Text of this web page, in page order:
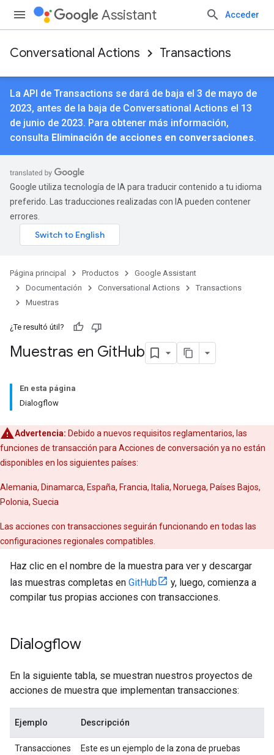
Assistant Acceder
Conversational Actions Transactions
La API de Transactions se dará de baja el 3 de mayo de
2023, antes de la baja de Conversational Actions el 13
de junio de 2023. Para obtener más información,
consulta Eliminación de acciones en conversaciones.
Google utiliza tecnología de IA para traducir contenido a tu idioma
preferido. Las traducciones realizadas con IA pueden contener
errores.
Página principal Productos
Google Assistant
Documentación
Conversational Actions
Transactions
Muestras
¿Te resultó útil?
Muestras en GitHub
En esta página
Dialogflow
Advertencia: Debido a nuevos requisitos reglamentarios, las
funciones de transacción para Acciones de conversación ya no están
disponibles en los siguientes países:
Alemania, Dinamarca, España, Francia, Italia, Noruega, Países Bajos,
Polonia, Suecia
Las acciones con transacciones seguirán funcionando en todas las
configuraciones regionales compatibles.
Haz clic en el nombre de la muestra para ver y descargar
las muestras completas en GitHub
y, luego, comienza a
compilar tus propias acciones con transacciones.
Dialogflow
En la siguiente tabla, se muestran nuestros proyectos de
acciones de muestra que implementan transacciones:
Ejemplo Descripción
Transacciones
Este es un ejemplo de la zona de pruebas